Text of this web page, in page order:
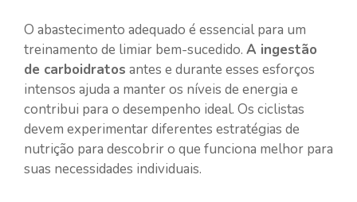
O abastecimento adequado é essencial para um
treinamento de limiar bem-sucedido. A ingestão
de carboidratos antes e durante esses esforços
intensos ajuda a manter os níveis de energia e
contribui para o desempenho ideal. Os ciclistas
devem experimentar diferentes estratégias de
nutrição para descobrir o que funciona melhor para
suas necessidades individuais.